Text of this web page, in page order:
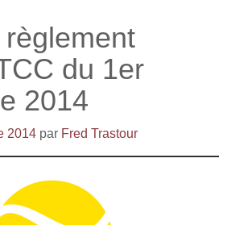
du 1er
2014
2014 par Fred Trastour